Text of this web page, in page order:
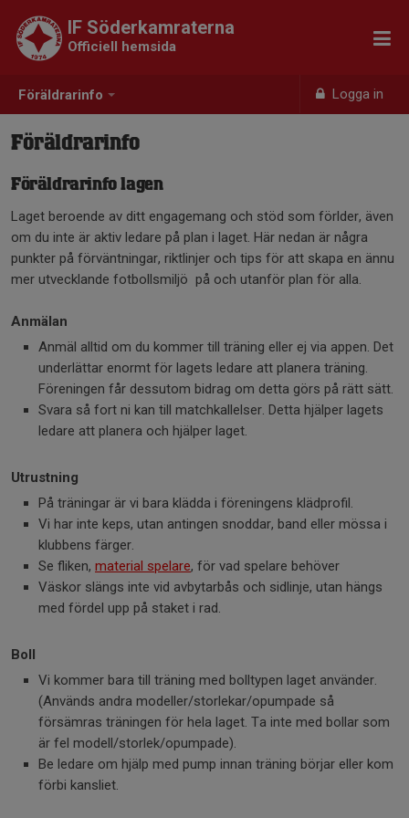
Föräldrarinfo Logga in
IF Söderkamraterna
Officiell hemsida
Föräldrarinfo
Föräldrarinfo lagen
Laget beroende av ditt engagemang och stöd som förlder, även
om du inte är aktiv ledare på plan i laget. Här nedan är några
punkter på förväntningar, riktlinjer och tips för att skapa en ännu
mer utvecklande fotbollsmiljö på och utanför plan för alla.
Anmälan
Anmäl alltid om du kommer till träning eller ej via appen. Det
underlättar enormt för lagets ledare att planera träning.
Föreningen får dessutom bidrag om detta görs på rätt sätt.
Svara så fort ni kan till matchkallelser. Detta hjälper lagets
ledare att planera och hjälper laget.
Utrustning
På träningar är vi bara klädda i föreningens klädprofil.
Vi har inte keps, utan antingen snoddar, band eller mössa i
klubbens färger.
Se fliken, material spelare, för vad spelare behöver
Väskor slängs inte vid avbytarbås och sidlinje, utan hängs
med fördel upp på staket i rad.
Boll
Vi kommer bara till träning med bolltypen laget använder.
(Används andra modeller/storlekar/opumpade så
försämras träningen för hela laget. Ta inte med bollar som
är fel modell/storlek/opumpade).
Be ledare om hjälp med pump innan träning börjar eller kom
förbi kansliet.